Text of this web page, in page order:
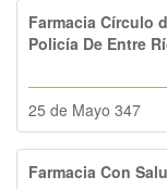
Farmacia Círculo
Policía De Entre
25 de Mayo 347
Farmacia Con